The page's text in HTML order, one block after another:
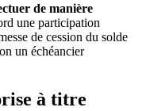
de manière
une participation
de cession du solde
un échéancier
à titre